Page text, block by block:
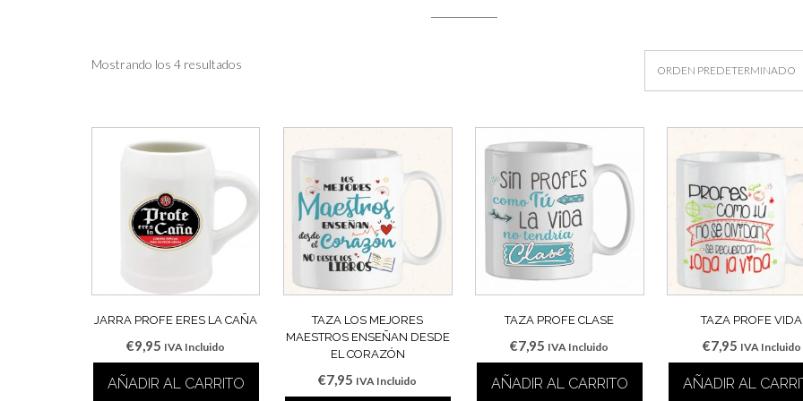
Mostrando los 4 resultados
JARRA PROFE ERES LA CAÑA
€9,95 IVA Incluido
AÑADIR AL CARRITO
TAZA LOS MEJORES
MAESTROS ENSEÑAN DESDE
EL CORAZÓN
€7,95 IVA Incluido
TAZA PROFE CLASE
€7,95 IVA Incluido
AÑADIR AL CARRITO
TAZA PROFE VIDA
€7,95 IVA Incluido
AÑADIR AL